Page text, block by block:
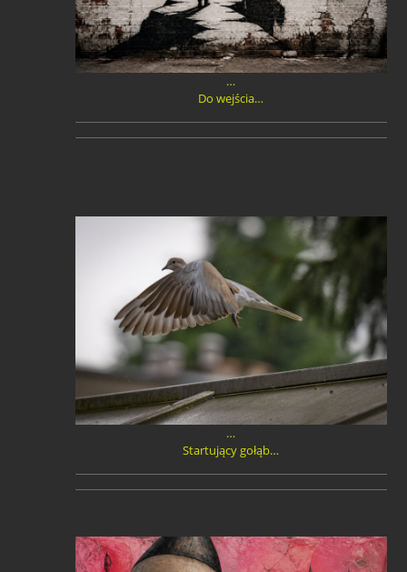
…
Do wejścia…
…
Startujący gołąb…